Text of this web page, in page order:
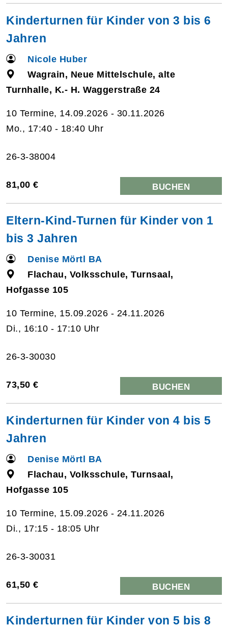
Kinderturnen für Kinder von 3 bis 6
Jahren
Nicole Huber
Wagrain, Neue Mittelschule, alte
Turnhalle, K.- H. Waggerstraße 24
10 Termine, 14.09.2026 - 30.11.2026
Mo., 17:40 - 18:40 Uhr
26-3-38004
81,00 € BUCHEN
Eltern-Kind-Turnen für Kinder von 1
bis 3 Jahren
Denise Mörtl BA
Flachau, Volksschule, Turnsaal,
Hofgasse 105
10 Termine, 15.09.2026 - 24.11.2026
Di., 16:10 - 17:10 Uhr
26-3-30030
73,50 € BUCHEN
Kinderturnen für Kinder von 4 bis 5
Jahren
Denise Mörtl BA
Flachau, Volksschule, Turnsaal,
Hofgasse 105
10 Termine, 15.09.2026 - 24.11.2026
Di., 17:15 - 18:05 Uhr
26-3-30031
61,50 € BUCHEN
Kinderturnen für Kinder von 5 bis 8